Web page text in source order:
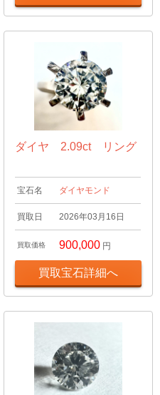
ダイヤ 2.09ct リング
宝石名 ダイヤモンド
買取日 2026年03月16日
買取価格 900,000 円
買取宝石詳細へ